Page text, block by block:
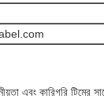
এবং কারিগরি টিমের